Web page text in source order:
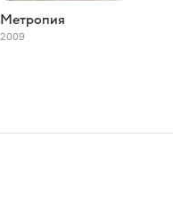
Метропия
2009